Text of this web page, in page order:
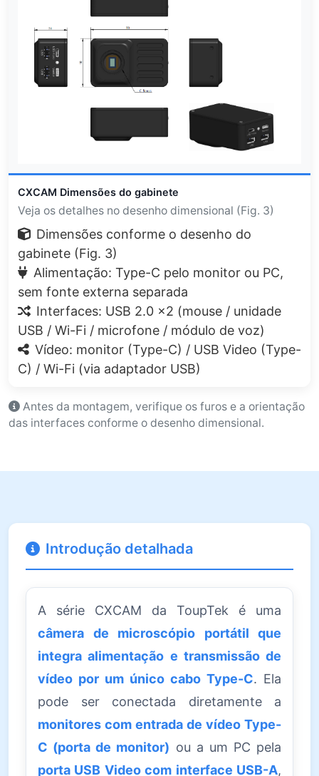
CXCAM Dimensões do gabinete
Veja os detalhes no desenho dimensional (Fig. 3)
Dimensões conforme o desenho do
gabinete (Fig. 3)
Alimentação: Type-C pelo monitor ou PC,
sem fonte externa separada
Interfaces: USB 2.0 ×2 (mouse / unidade
USB / Wi-Fi / microfone / módulo de voz)
Vídeo: monitor (Type-C) / USB Video (Type-
C) / Wi-Fi (via adaptador USB)
Antes da montagem, verifique os furos e a orientação
das interfaces conforme o desenho dimensional.
Introdução detalhada
A série CXCAM da ToupTek é uma
câmera de microscópio portátil que
integra alimentação e transmissão de
vídeo por um único cabo Type-C. Ela
pode ser conectada diretamente a
monitores com entrada de vídeo Type-
C (porta de monitor) ou a um PC pela
porta USB Video com interface USB-A,